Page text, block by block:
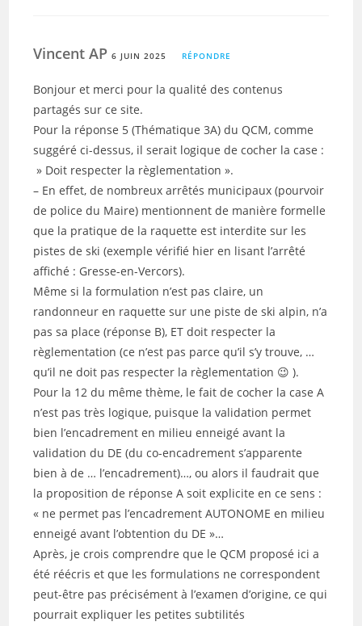
Vincent AP 6 JUIN 2025 RÉPONDRE
Bonjour et merci pour la qualité des contenus
partagés sur ce site.
Pour la réponse 5 (Thématique 3A) du QCM, comme
suggéré ci-dessus, il serait logique de cocher la case :
» Doit respecter la règlementation ».
– En effet, de nombreux arrêtés municipaux (pourvoir
de police du Maire) mentionnent de manière formelle
que la pratique de la raquette est interdite sur les
pistes de ski (exemple vérifié hier en lisant l’arrêté
affiché : Gresse-en-Vercors).
Même si la formulation n’est pas claire, un
randonneur en raquette sur une piste de ski alpin, n’a
pas sa place (réponse B), ET doit respecter la
règlementation (ce n’est pas parce qu’il s’y trouve, …
qu’il ne doit pas respecter la règlementation 😉 ).
Pour la 12 du même thème, le fait de cocher la case A
n’est pas très logique, puisque la validation permet
bien l’encadrement en milieu enneigé avant la
validation du DE (du co-encadrement s’apparente
bien à de … l’encadrement)…, ou alors il faudrait que
la proposition de réponse A soit explicite en ce sens :
« ne permet pas l’encadrement AUTONOME en milieu
enneigé avant l’obtention du DE »…
Après, je crois comprendre que le QCM proposé ici a
été réécris et que les formulations ne correspondent
peut-être pas précisément à l’examen d’origine, ce qui
pourrait expliquer les petites subtilités